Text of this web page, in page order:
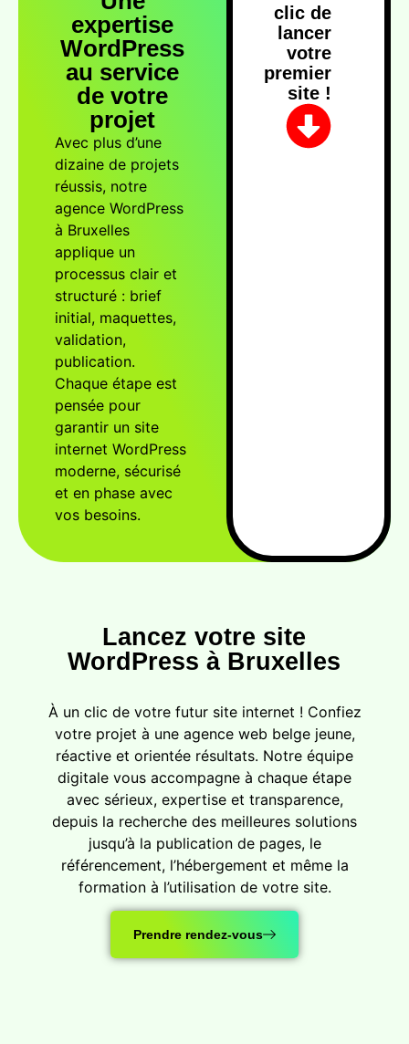
expertise
WordPress
au service
de votre
projet
Avec plus d’une
dizaine de projets
réussis, notre
agence WordPress
à Bruxelles
applique un
processus clair et
structuré : brief
initial, maquettes,
validation,
publication.
Chaque étape est
pensée pour
garantir un site
internet WordPress
moderne, sécurisé
et en phase avec
vos besoins.
clic de
lancer
votre
premier
site !
Lancez votre site
WordPress à Bruxelles
À un clic de votre futur site internet ! Confiez
votre projet à une agence web belge jeune,
réactive et orientée résultats. Notre équipe
digitale vous accompagne à chaque étape
avec sérieux, expertise et transparence,
depuis la recherche des meilleures solutions
jusqu’à la publication de pages, le
référencement, l’hébergement et même la
formation à l’utilisation de votre site.
Prendre rendez-vous